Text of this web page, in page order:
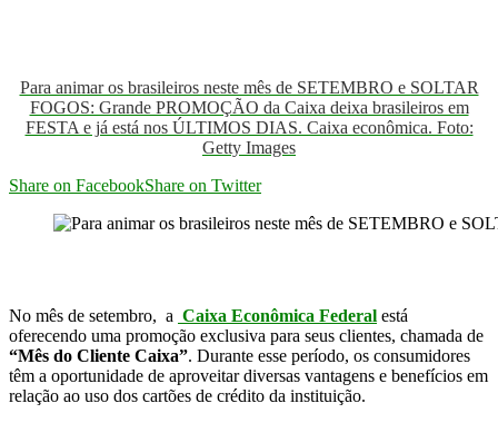
Para animar os brasileiros neste mês de SETEMBRO e SOLTAR
FOGOS: Grande PROMOÇÃO da Caixa deixa brasileiros em
FESTA e já está nos ÚLTIMOS DIAS. Caixa econômica. Foto:
Getty Images
Share on FacebookShare on Twitter
No mês de setembro, a Caixa Econômica Federal está
oferecendo uma promoção exclusiva para seus clientes, chamada de
“Mês do Cliente Caixa”. Durante esse período, os consumidores
têm a oportunidade de aproveitar diversas vantagens e benefícios em
relação ao uso dos cartões de crédito da instituição.